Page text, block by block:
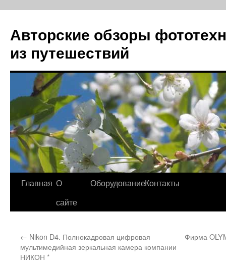
Авторские обзоры
из путешествий
Перейти
Главная О
сайте
ОборудованиеКонтакты
← Nikon D4. Полнокадровая цифровая
мультимедийная зеркальная камера компании
НИКОН *
Фирма